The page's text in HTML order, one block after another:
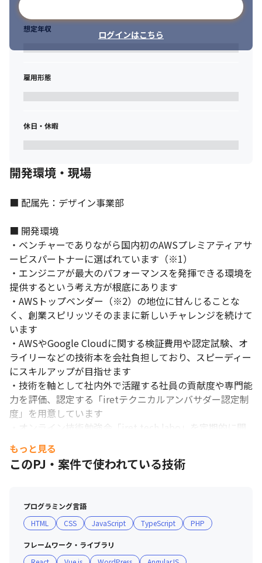
社会にインパクトのある大きなプロジェクトに参画します。
ログインはこちら
想定年収
雇用形態
休日・休暇
開発環境・現場
■ 配属先：デザイン事業部
■ 開発環境
・ベンチャーでありながら国内初のAWSプレミアティアサ
ービスパートナーに選ばれています（※1）
・エンジニアが最大のパフォーマンスを発揮できる環境を
提供するという考え方が根底にあります
・AWSトップベンダー（※2）の地位に甘んじることな
く、創業スピリッツそのままに新しいチャレンジを続けて
います
・AWSやGoogle Cloudに関する検証費用や認定試験、オ
ライリーなどの技術本を会社負担しており、スピーディー
にスキルアップが目指せます
・技術を軸として社内外で活躍する社員の貢献度や専門能
力を評価、認定する「iretテクニカルアンバサダー認定制
度」を用意しています
・オンライン技術勉強会「iret tech labo」を定期的に開
催しており、自身のエンジニアとしてのブランド化を推進
することができます
※1：2022年11月28日（月）〜12月2日（金）に米国ネバ
Awards」において、「SI Partner of the Year – APJ(*)」を
受賞しました。（*Asia Pacific and Japan：アジア太平洋
および日本）
※2：AWS最上位パートナー「プレミアティア サービスパ
もっと見る
このPJ・案件で使われている技術
プログラミング言語
HTML
CSS JavaScript TypeScript PHP
フレームワーク・ライブラリ